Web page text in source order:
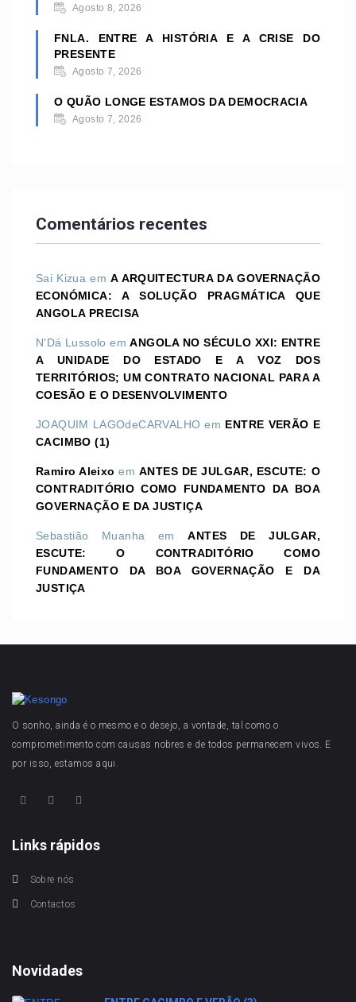
Agosto 8, 2026
FNLA. ENTRE A HISTÓRIA E A CRISE DO
PRESENTE
Agosto 7, 2026
O QUÃO LONGE ESTAMOS DA DEMOCRACIA
Agosto 7, 2026
Comentários recentes
Sai Kizua emA ARQUITECTURA DA GOVERNAÇÃO
ECONÓMICA: A SOLUÇÃO PRAGMÁTICA QUE
ANGOLA PRECISA
N'Dá Lussolo emANGOLA NO SÉCULO XXI: ENTRE
A UNIDADE DO ESTADO E A VOZ DOS
TERRITÓRIOS; UM CONTRATO NACIONAL PARA A
COESÃO E O DESENVOLVIMENTO
JOAQUIM LAGOdeCARVALHO em ENTRE VERÃO E
CACIMBO (1)
Ramiro Aleixo emANTES DE JULGAR, ESCUTE: O
CONTRADITÓRIO COMO FUNDAMENTO DA BOA
GOVERNAÇÃO E DA JUSTIÇA
Sebastião Muanha emANTES DE JULGAR,
ESCUTE: O CONTRADITÓRIO COMO
FUNDAMENTO DA BOA GOVERNAÇÃO E DA
JUSTIÇA
O sonho, ainda é o mesmo e o desejo, a vontade, tal como o
comprometimento com causas nobres e de todos permanecem vivos. E
por isso, estamos aqui.
Links rápidos
Sobre nós
Contactos
Novidades